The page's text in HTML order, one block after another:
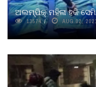
ଅଲମ୍ପିକ୍‌ ମହିଳା ହକି
13574 AUG 02,